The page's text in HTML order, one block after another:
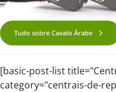
Tudo sobre Cavalo Árabe
[basic-post-list
category="centrais-de-